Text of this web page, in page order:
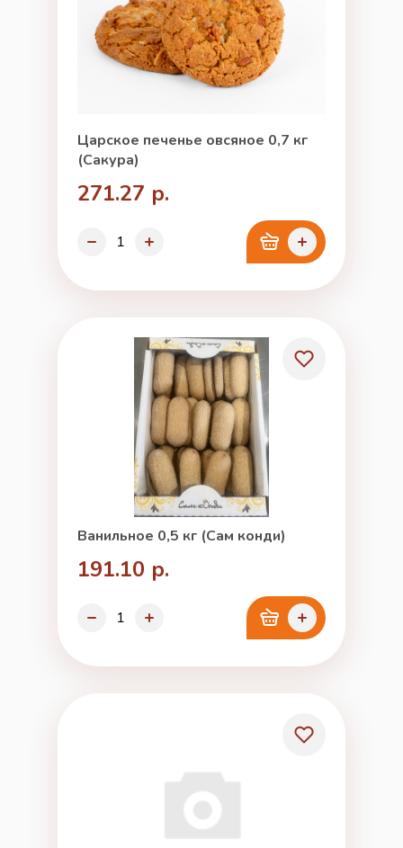
Царское печенье овсяное 0,7 кг
(Сакура)
271.27 р.
Ванильное 0,5 кг (Сам конди)
191.10 р.